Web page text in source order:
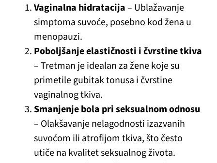
Vaginalna hidratacija– Ublažavanje
simptoma suvoće, posebno kod žena u
menopauzi.
Poboljšanje elastičnosti i čvrstine tkiva
– Tretman je idealan za žene koje su
primetile gubitak tonusa i čvrstine
vaginalnog tkiva.
Smanjenje bola pri seksualnom odnosu
– Olakšavanje nelagodnosti izazvanih
suvoćom ili atrofijom tkiva, što često
utiče na kvalitet seksualnog života.